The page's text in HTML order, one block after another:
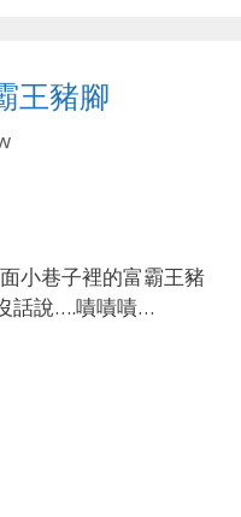
王豬腳
小巷子裡的富霸王豬
話說….嘖嘖嘖…